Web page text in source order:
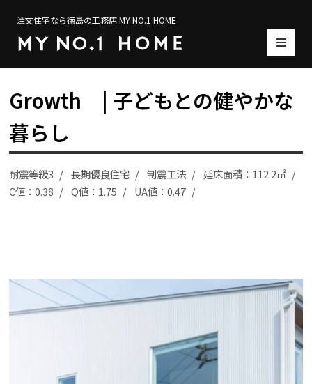
注文住宅なら徳島の工務店 MY NO.1 HOME
Growth | 子どもとの健やかな
暮らし
耐震等級3 長期優良住宅 制震工法
延床面積：112.2㎡
C値：0.38
Q値：1.75 UA値：0.47